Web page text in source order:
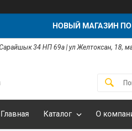
НОВЫЙ МАГАЗИН
34 НП 69а | ул Желтоксан, 18,
Главная Каталог О